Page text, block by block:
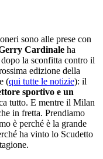
sono alle prese con
Cardinale ha
dopo la sconfitta contro il
edizione della
(qui tutte le notizie): il
sportivo e un
tutto. E mentre il Milan
in fretta. Prendiamo
è perché è la grande
ha vinto lo Scudetto